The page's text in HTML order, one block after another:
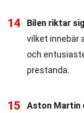
14 Bilen riktar
vilket innebär
och
prestanda.
15 Aston Martin